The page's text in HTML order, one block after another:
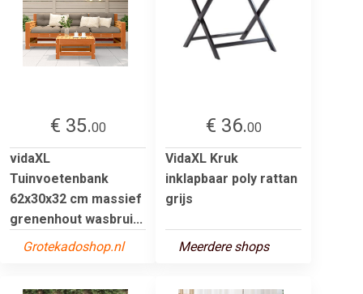
€ 35.00
vidaXL
Tuinvoetenbank
62x30x32 cm massief
grenenhout wasbrui...
Grotekadoshop.nl
€ 36.00
VidaXL Kruk
inklapbaar poly rattan
grijs
Meerdere shops